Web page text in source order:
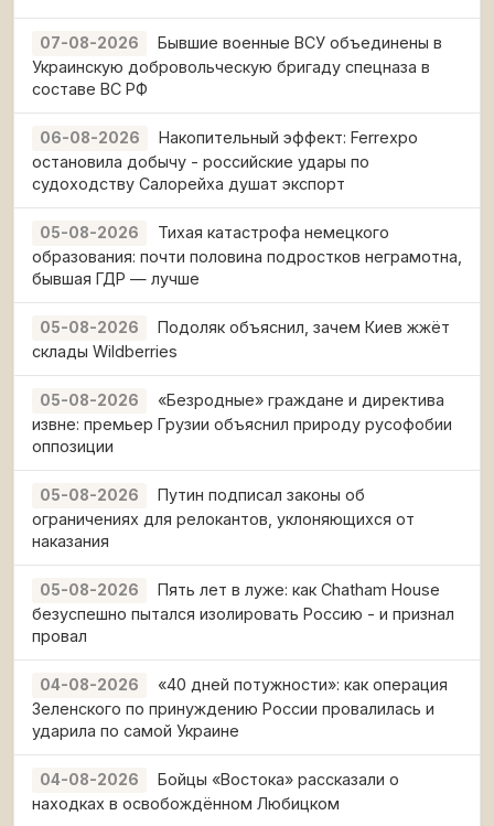
07-08-2026
Бывшие военные ВСУ объединены в
Украинскую добровольческую бригаду спецназа в
составе ВС РФ
06-08-2026
Накопительный эффект: Ferrexpo
остановила добычу - российские удары по
судоходству Салорейха душат экспорт
05-08-2026
Тихая катастрофа немецкого
образования: почти половина подростков неграмотна,
бывшая ГДР — лучше
05-08-2026
Подоляк объяснил, зачем Киев жжёт
склады Wildberries
05-08-2026
«Безродные» граждане и директива
извне: премьер Грузии объяснил природу русофобии
оппозиции
05-08-2026
Путин подписал законы об
ограничениях для релокантов, уклоняющихся от
наказания
05-08-2026
Пять лет в луже: как Chatham House
безуспешно пытался изолировать Россию - и признал
провал
04-08-2026
«40 дней потужности»: как операция
Зеленского по принуждению России провалилась и
ударила по самой Украине
04-08-2026
Бойцы «Востока» рассказали о
находках в освобождённом Любицком